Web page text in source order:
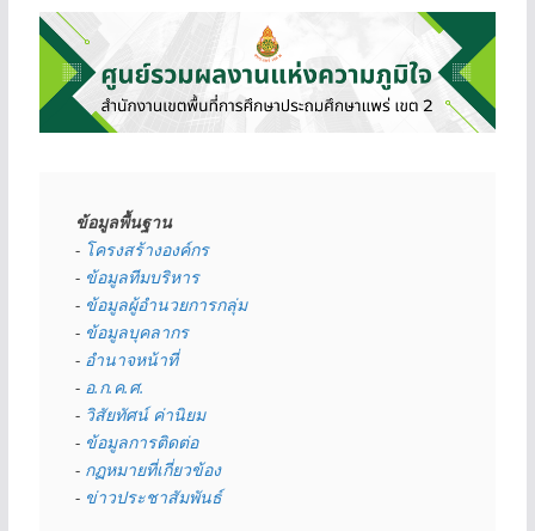
ข้อมูลพื้นฐาน
- โครงสร้างองค์กร
- ข้อมูลทีมบริหาร
- ข้อมูลผู้อำนวยการกลุ่ม
- ข้อมูลบุคลากร
- อำนาจหน้าที่
- อ.ก.ค.ศ.
- วิสัยทัศน์ ค่านิยม
- ข้อมูลการติดต่อ
- กฏหมายที่เกี่ยวข้อง
- ข่าวประชาสัมพันธ์